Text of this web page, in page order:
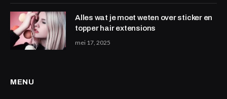
Alles wat je moet weten over sticker en
topper hair extensions
mei 17, 2025
MENU